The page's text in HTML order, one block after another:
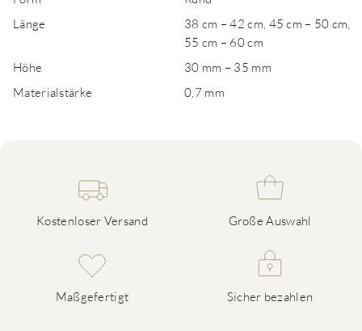
Länge
38 cm – 42 cm, 45 cm – 50 cm,
55 cm – 60 cm
Höhe
30 mm – 35 mm
Materialstärke
0,7 mm
Kostenloser Versand Große Auswahl
Maßgefertigt Sicher bezahlen